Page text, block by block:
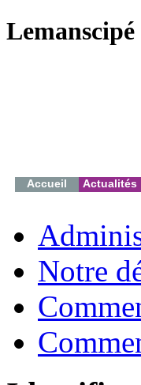
Lemanscipé
Accueil Actualités
Notre